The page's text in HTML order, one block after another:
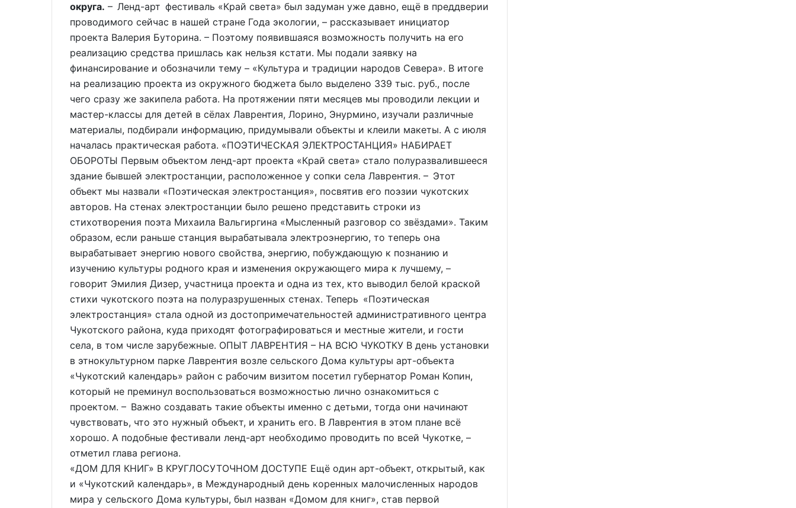
округа. – Ленд-арт фестиваль «Край света» был задуман уже давно, ещё в преддверии
проводимого сейчас в нашей стране Года экологии, – рассказывает инициатор
проекта Валерия Буторина. – Поэтому появившаяся возможность получить на его
реализацию средства пришлась как нельзя кстати. Мы подали заявку на
финансирование и обозначили тему – «Культура и традиции народов Севера». В итоге
на реализацию проекта из окружного бюджета было выделено 339 тыс. руб., после
чего сразу же закипела работа. На протяжении пяти месяцев мы проводили лекции и
мастер-классы для детей в сёлах Лаврентия, Лорино, Энурмино, изучали различные
материалы, подбирали информацию, придумывали объекты и клеили макеты. А с июля
началась практическая работа. «ПОЭТИЧЕСКАЯ ЭЛЕКТРОСТАНЦИЯ» НАБИРАЕТ
ОБОРОТЫ Первым объектом ленд-арт проекта «Край света» стало полуразвалившееся
здание бывшей электростанции, расположенное у сопки села Лаврентия. – Этот
объект мы назвали «Поэтическая электростанция», посвятив его поэзии чукотских
авторов. На стенах электростанции было решено представить строки из
стихотворения поэта Михаила Вальгиргина «Мысленный разговор со звёздами». Таким
образом, если раньше станция вырабатывала электроэнергию, то теперь она
вырабатывает энергию нового свойства, энергию, побуждающую к познанию и
изучению культуры родного края и изменения окружающего мира к лучшему, –
говорит Эмилия Дизер, участница проекта и одна из тех, кто выводил белой краской
стихи чукотского поэта на полуразрушенных стенах. Теперь «Поэтическая
электростанция» стала одной из достопримечательностей административного центра
Чукотского района, куда приходят фотографироваться и местные жители, и гости
села, в том числе зарубежные. ОПЫТ ЛАВРЕНТИЯ – НА ВСЮ ЧУКОТКУ В день установки
в этнокультурном парке Лаврентия возле сельского Дома культуры арт-объекта
«Чукотский календарь» район с рабочим визитом посетил губернатор Роман Копин,
который не преминул воспользоваться возможностью лично ознакомиться с
проектом. – Важно создавать такие объекты именно с детьми, тогда они начинают
чувствовать, что это нужный объект, и хранить его. В Лаврентия в этом плане всё
хорошо. А подобные фестивали ленд-арт необходимо проводить по всей Чукотке, –
отметил глава региона.
«ДОМ ДЛЯ КНИГ» В КРУГЛОСУТОЧНОМ ДОСТУПЕ Ещё один арт-объект, открытый, как
и «Чукотский календарь», в Международный день коренных малочисленных народов
мира у сельского Дома культуры, был назван «Домом для книг», став первой